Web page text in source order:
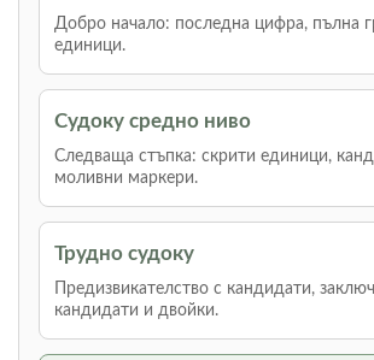
Добро начало: последна цифра, пълна
единици.
Судоку средно ниво
Следваща стъпка: скрити единици,
моливни маркери.
Трудно судоку
Предизвикателство с кандидати,
кандидати и двойки.